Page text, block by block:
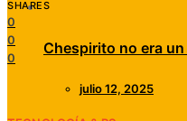
Chespirito no era
julio 12, 2025
SHARES
0
0
0